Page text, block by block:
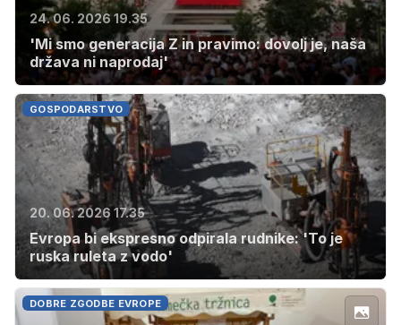
24. 06. 2026 19.35
'Mi smo generacija Z in pravimo: dovolj je, naša
država ni naprodaj'
GOSPODARSTVO
20. 06. 2026 17.35
Evropa bi ekspresno odpirala rudnike: 'To je
ruska ruleta z vodo'
DOBRE ZGODBE EVROPE